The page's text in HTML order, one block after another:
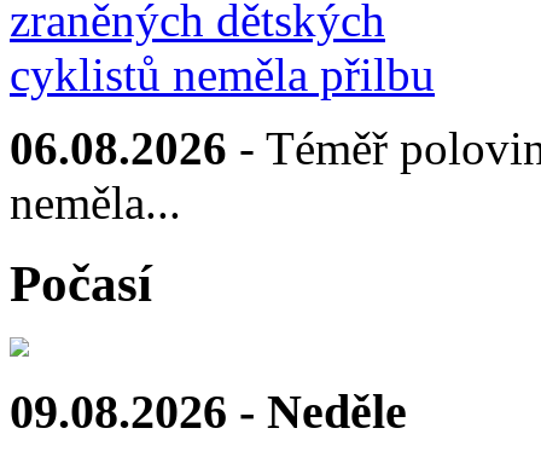
06.08.2026 - Téměř
neměla...
Počasí
09.08.2026 - Neděle